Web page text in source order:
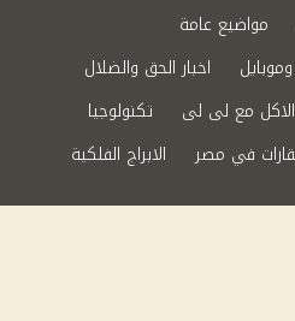
مواضيع عامة
اخبار الحق والضلال
مع لى لى
تكنولوجيا
في مصر
الابراج الفلكية